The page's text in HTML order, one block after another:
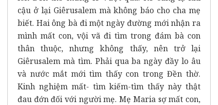
cậu ở lại Giêrusalem mà không báo cho cha mẹ
biết. Hai ông bà đi một ngày đường mới nhận ra
mình mất con, vội vã đi tìm trong đám bà con
thân thuộc, nhưng không thấy, nên trở lại
Giêrusalem mà tìm. Phải qua ba ngày đầy lo âu
và nước mắt mới tìm thấy con trong Đền thờ.
Kinh nghiệm mất- tìm kiếm-tìm thấy này thật
đau đớn đối với người mẹ. Mẹ Maria sợ mất con,